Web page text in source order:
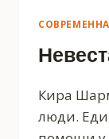
Кира
люди.